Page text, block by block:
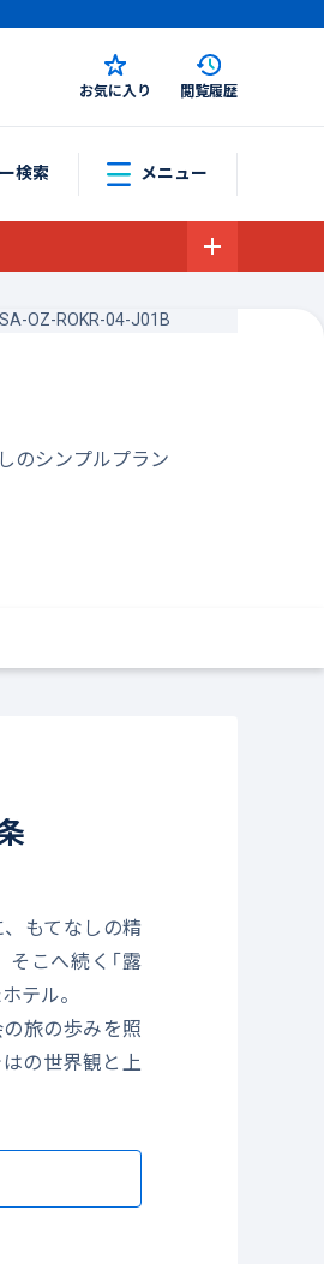
お気に入り 閲覧履歴
検索 メニュー
OZ-ROKR-04-J01B
のシンプルプラン
、もてなしの精
そこへ続く「露
テル。
旅の歩みを照
の世界観と上